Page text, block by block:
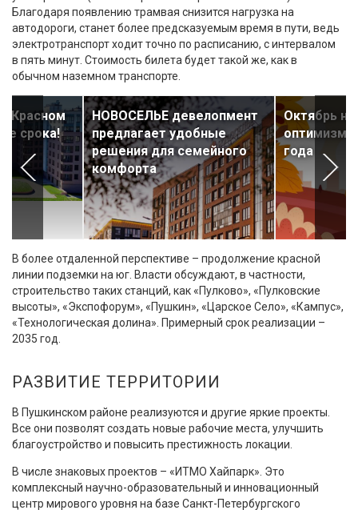
Благодаря появлению трамвая снизится нагрузка на
автодороги, станет более предсказуемым время в пути, ведь
электротранспорт ходит точно по расписанию, с интервалом
в пять минут. Стоимость билета будет такой же, как в
обычном наземном транспорте.
Красном
срока!
НОВОСЕЛЬЕ девелопмент
предлагает удобные
решения для семейного
комфорта
Октябрь
оптимизма
года
В более отдаленной перспективе – продолжение красной
линии подземки на юг. Власти обсуждают, в частности,
строительство таких станций, как «Пулково», «Пулковские
высоты», «Экспофорум», «Пушкин», «Царское Село», «Кампус»,
«Технологическая долина». Примерный срок реализации –
2035 год.
РАЗВИТИЕ ТЕРРИТОРИИ
В Пушкинском районе реализуются и другие яркие проекты.
Все они позволят создать новые рабочие места, улучшить
благоустройство и повысить престижность локации.
В числе знаковых проектов – «ИТМО Хайпарк». Это
комплексный научно-образовательный и инновационный
центр мирового уровня на базе Санкт-Петербургского